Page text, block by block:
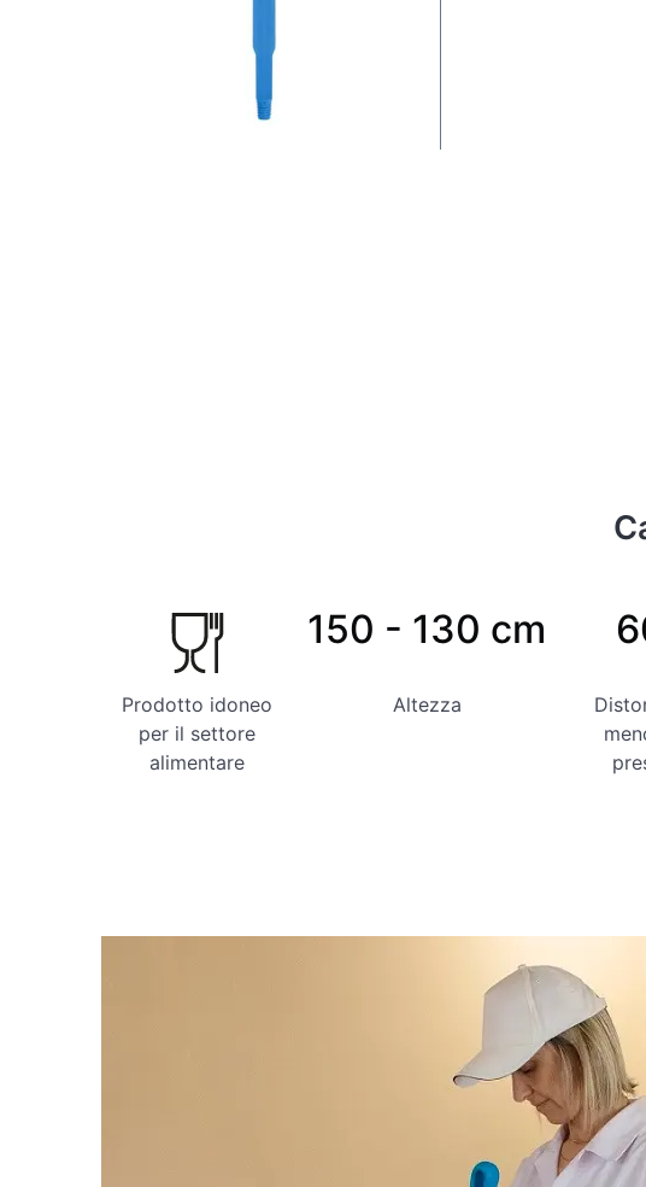
Prodotto idoneo
per il settore
alimentare
150 - 130 cm
Altezza